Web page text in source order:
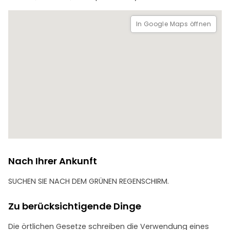
Nehmen Sie an Florenz' erstem und einzigem kostenlosen
In Google Maps öffnen
Nach Ihrer Ankunft
SUCHEN SIE NACH DEM GRÜNEN REGENSCHIRM.
Zu berücksichtigende Dinge
Die örtlichen Gesetze schreiben die Verwendung eines